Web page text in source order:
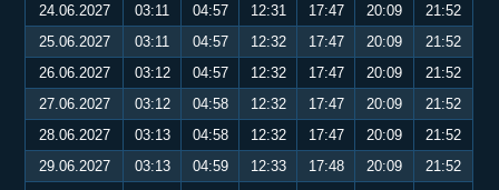
24.06.2027
03:11 04:57 12:31 17:47 20:09
21:52
25.06.2027
03:11 04:57 12:32 17:47 20:09
21:52
26.06.2027
03:12 04:57 12:32 17:47 20:09
21:52
27.06.2027
03:12 04:58 12:32 17:47 20:09
21:52
28.06.2027
03:13 04:58 12:32 17:47 20:09
21:52
29.06.2027
03:13 04:59 12:33 17:48 20:09
21:52